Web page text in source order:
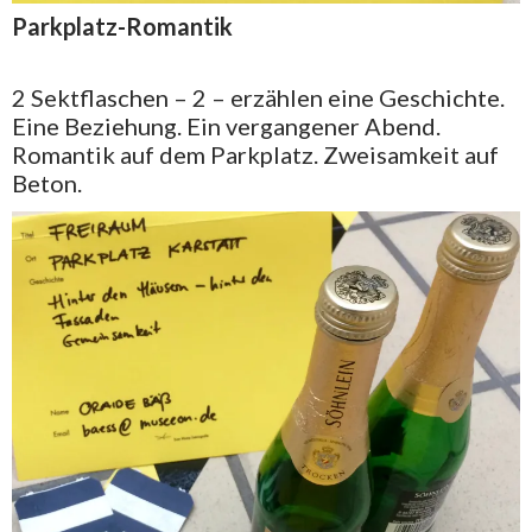
Parkplatz-Romantik
2 Sektflaschen – 2 – erzählen eine Geschichte.
Eine Beziehung. Ein vergangener Abend.
Romantik auf dem Parkplatz. Zweisamkeit auf
Beton.